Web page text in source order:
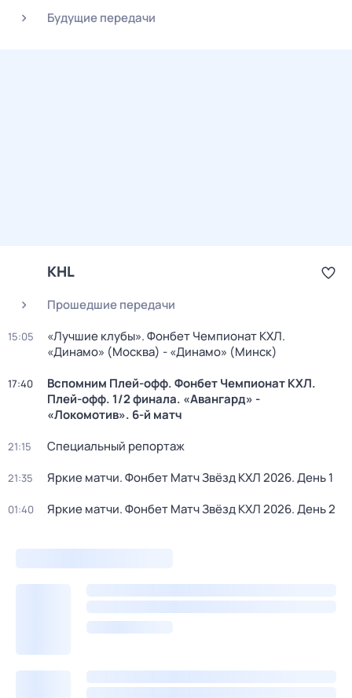
Будущие передачи
KHL
Прошедшие передачи
15:05
«Лучшие клубы». Фонбет Чемпионат КХЛ.
«Динамо» (Москва) - «Динамо» (Минск)
17:40
Вспомним Плей-офф. Фонбет Чемпионат КХЛ.
Плей-офф. 1/2 финала. «Авангард» -
«Локомотив». 6-й матч
21:15 Специальный репортаж
21:35 Яркие матчи. Фонбет Матч Звёзд КХЛ 2026. День 1
01:40 Яркие матчи. Фонбет Матч Звёзд КХЛ 2026. День 2